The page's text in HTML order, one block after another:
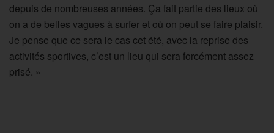
depuis de nombreuses années. Ça fait partie des lieux où
on a de belles vagues à surfer et où on peut se faire plaisir.
Je pense que ce sera le cas cet été, avec la reprise des
activités sportives, c’est un lieu qui sera forcément assez
prisé. »